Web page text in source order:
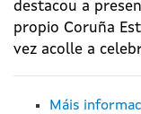
destacou a
propio Coruña
vez acolle a
Máis